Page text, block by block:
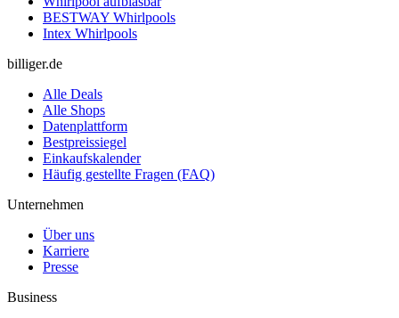
BESTWAY Whirlpools
Intex Whirlpools
billiger.de
Alle Deals
Alle Shops
Datenplattform
Bestpreissiegel
Einkaufskalender
Häufig gestellte Fragen (FAQ)
Unternehmen
Über uns
Karriere
Presse
Business